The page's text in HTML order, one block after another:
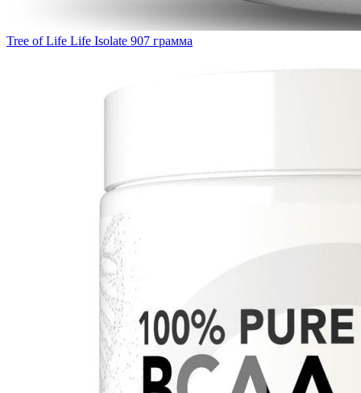
Tree of Life Life Isolate 907 грамма